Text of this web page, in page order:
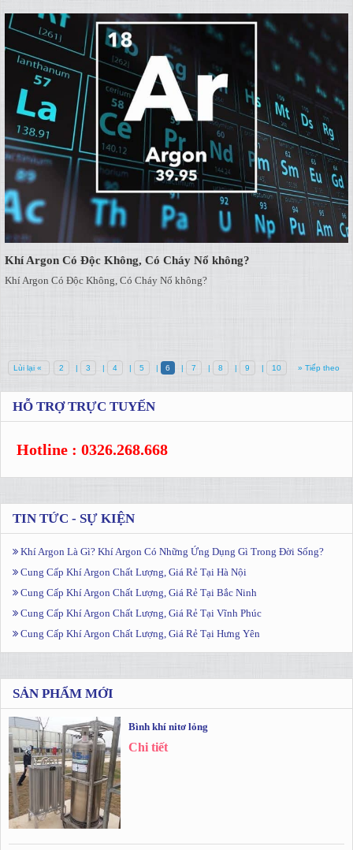
Khí Argon Có Độc Không, Có Cháy Nổ không?
Khí Argon Có Độc Không, Có Cháy Nổ không?
Lùi lại « 2 | 3 | 4 | 5 | 6 | 7 | 8 | 9 | 10 » Tiếp theo
HỖ TRỢ TRỰC TUYẾN
Hotline : 0326.268.668
TIN TỨC - SỰ KIỆN
Khí Argon Là Gì? Khí Argon Có Những Ứng Dụng Gì Trong Đời Sống?
Cung Cấp Khí Argon Chất Lượng, Giá Rẻ Tại Hà Nội
Cung Cấp Khí Argon Chất Lượng, Giá Rẻ Tại Bắc Ninh
Cung Cấp Khí Argon Chất Lượng, Giá Rẻ Tại Vĩnh Phúc
Cung Cấp Khí Argon Chất Lượng, Giá Rẻ Tại Hưng Yên
SẢN PHẨM MỚI
Bình khí nitơ lỏng
Chi tiết